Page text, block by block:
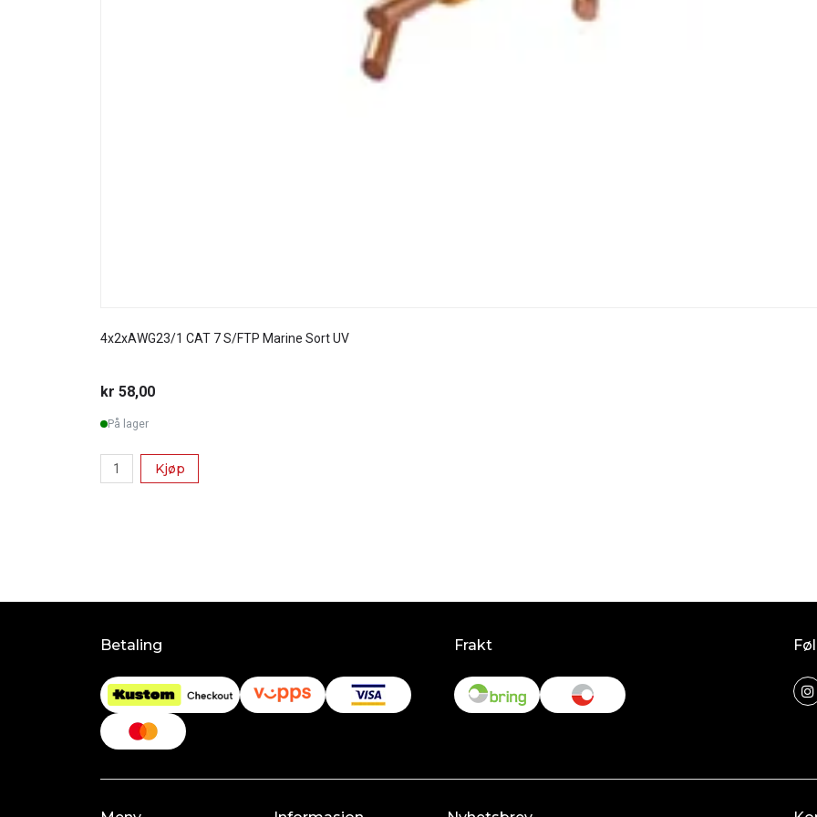
4x2xAWG23/1 CAT 7 S/FTP Marine Sort UV
kr 58,00
På lager
Kjøp
Betaling Frakt